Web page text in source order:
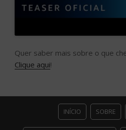
Quer saber mais sobre o que
Clique aqui!
INÍCIO SOBRE